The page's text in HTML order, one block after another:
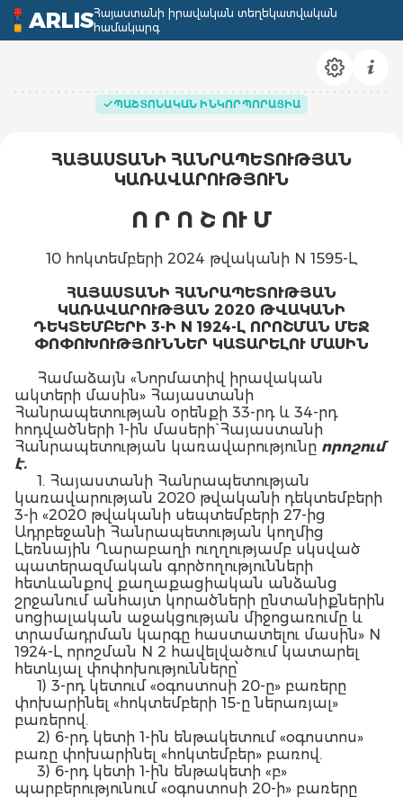
ARLISՀայաստանի իրավական տեղեկատվական
համակարգ
ՊԱՇՏՈՆԱԿԱՆ ԻՆԿՈՐՊՈՐԱՑԻԱ
ՀԱՅԱՍՏԱՆԻ ՀԱՆՐԱՊԵՏՈՒԹՅԱՆ
ԿԱՌԱՎԱՐՈՒԹՅՈՒՆ
Ո Ր Ո Շ ՈՒ Մ
10 հոկտեմբերի 2024 թվականի N 1595-Լ
ՀԱՅԱՍՏԱՆԻ ՀԱՆՐԱՊԵՏՈՒԹՅԱՆ
ԿԱՌԱՎԱՐՈՒԹՅԱՆ 2020 ԹՎԱԿԱՆԻ
ԴԵԿՏԵՄԲԵՐԻ 3-Ի N 1924-Լ ՈՐՈՇՄԱՆ ՄԵՋ
ՓՈՓՈԽՈՒԹՅՈՒՆՆԵՐ ԿԱՏԱՐԵԼՈՒ ՄԱՍԻՆ
Համաձայն «Նորմատիվ իրավական
ակտերի մասին» Հայաստանի
Հանրապետության օրենքի 33-րդ և 34-րդ
հոդվածների 1-ին մասերի` Հայաստանի
Հանրապետության կառավարությունը որոշում
է.
1. Հայաստանի Հանրապետության
կառավարության 2020 թվականի դեկտեմբերի
3-ի «2020 թվականի սեպտեմբերի 27-ից
Ադրբեջանի Հանրապետության կողմից
Լեռնային Ղարաբաղի ուղղությամբ սկսված
պատերազմական գործողությունների
հետևանքով քաղաքացիական անձանց
շրջանում անհայտ կորածների ընտանիքներին
սոցիալական աջակցության միջոցառումը և
տրամադրման կարգը հաստատելու մասին» N
1924-Լ որոշման N 2 հավելվածում կատարել
հետևյալ փոփոխությունները՝
1) 3-րդ կետում «օգոստոսի 20-ը» բառերը
փոխարինել «հոկտեմբերի 15-ը ներառյալ»
բառերով.
2) 6-րդ կետի 1-ին ենթակետում «օգոստոս»
բառը փոխարինել «հոկտեմբեր» բառով.
3) 6-րդ կետի 1-ին ենթակետի «բ»
պարբերությունում «օգոստոսի 20-ի» բառերը